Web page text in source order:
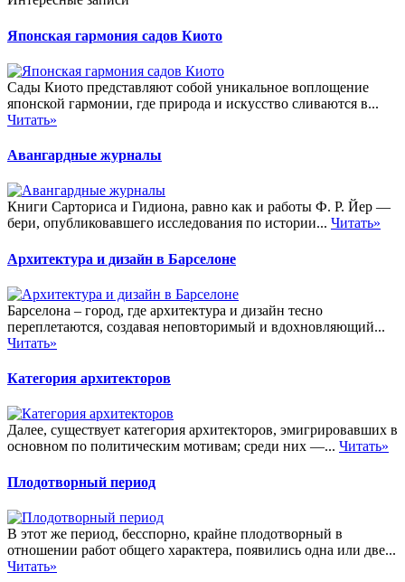
Японская гармония садов Киото
Сады Киото представляют собой уникальное воплощение
японской гармонии, где природа и искусство сливаются в...
Читать»
Авангардные журналы
Книги Сарториса и Гидиона, равно как и работы Ф. Р. Йер —
бери, опубликовавшего исследования по истории... Читать»
Архитектура и дизайн в Барселоне
Барселона – город, где архитектура и дизайн тесно
переплетаются, создавая неповторимый и вдохновляющий...
Читать»
Категория архитекторов
Далее, существует категория архитекторов, эмигрировавших в
основном по политическим мотивам; среди них —... Читать»
Плодотворный период
В этот же период, бесспорно, крайне плодотворный в
отношении работ общего характера, появились одна или две...
Читать»